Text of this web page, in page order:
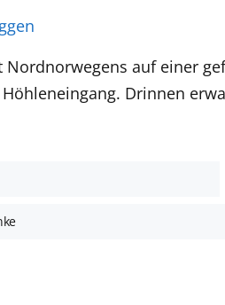
auf einer
Drinnen